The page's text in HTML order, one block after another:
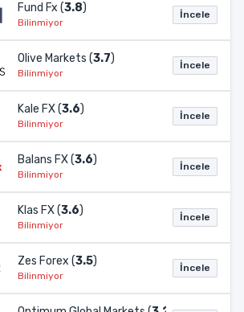
Fund Fx (3.8)
Bilinmiyor
İncele
Olive Markets (3.7)
Bilinmiyor
İncele
Kale FX (3.6)
Bilinmiyor
İncele
Balans FX (3.6)
Bilinmiyor
İncele
Klas FX (3.6)
Bilinmiyor
İncele
Zes Forex (3.5)
Bilinmiyor
İncele